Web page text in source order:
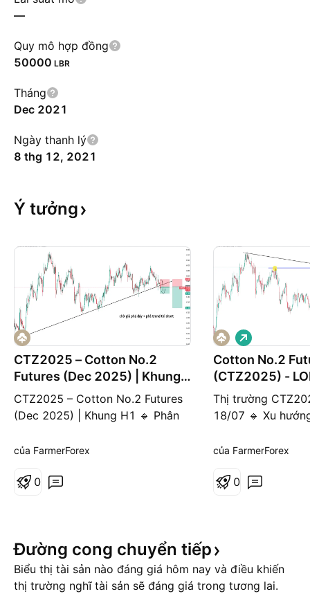
—
Quy mô hợp đồng
50000 LBR
Tháng
Dec 2021
Ngày thanh lý
8 thg 12, 2021
Ý tưởng
CTZ2025 – Cotton No.2
Futures (Dec 2025) | Khung
H1
CTZ2025 – Cotton No.2 Futures
(Dec 2025) | Khung H1 🔹 Phân
hướng tăng trung hạn nhưng có
kháng cự quanh 68.40 – 68.50.
68.0. Một nhịp hồi về k
của FarmerForex
0
Cotton No.2
(CTZ2025) -
Thị trường
18/07 🔹 Xu
giảm, xu hướng
vỡ vùng tích lũy
✅ Đã bị phá –
G
i
á
l
ê
của FarmerForex
0
Đường cong chuyển tiếp
Biểu thị tài sản nào đáng giá hôm nay và điều khiến
thị trường nghĩ tài sản sẽ đáng giá trong tương lai.